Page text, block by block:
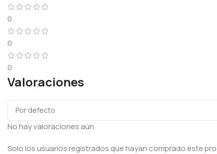
0
0
0
Valoraciones
No hay valoraciones aún.
Solo los usuarios registrados que hayan comprado este